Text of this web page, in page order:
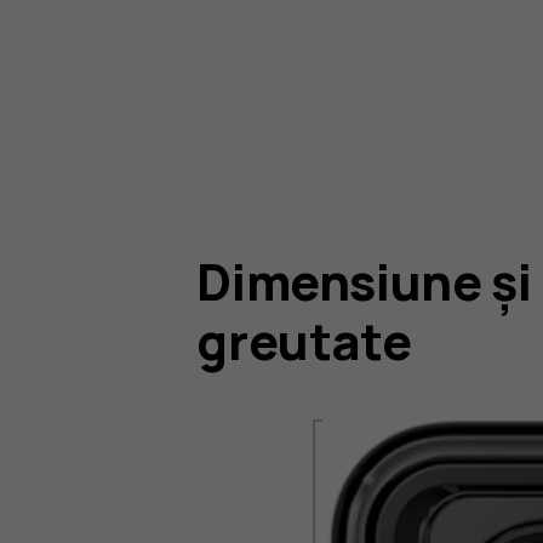
Dimensiune și
greutate